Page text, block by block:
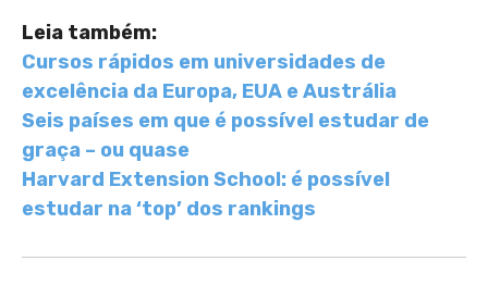
Leia também:
Cursos rápidos em universidades de
excelência da Europa, EUA e Austrália
Seis países em que é possível estudar de
graça – ou quase
Harvard Extension School: é possível
estudar na ‘top’ dos rankings